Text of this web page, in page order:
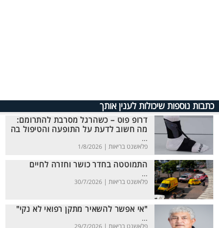
כתבות נוספות שיכולות לענין אותך
דרופ פוט – כשהרגל מסרבת להתרומם:
מה חשוב לדעת על התופעה והטיפול בה
...
פלאשנט בריאות | 1/8/2026
התמוטטה בחדר כושר וחזרה לחיים
...
פלאשנט בריאות | 30/7/2026
"אי אפשר להשאיר מתקן רפואי לא נקי"
...